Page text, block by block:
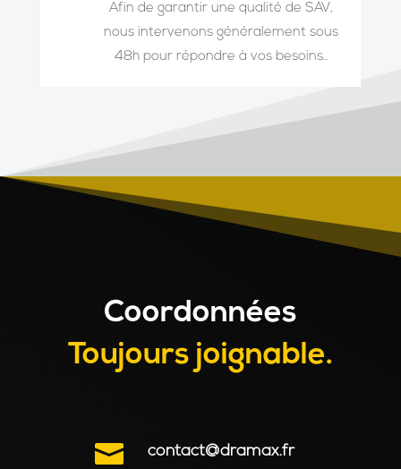
Afin de garantir une qualité de SAV,
nous intervenons généralement sous
48h pour répondre à vos besoins..
Coordonnées
Toujours joignable.
 contact@dramax.fr